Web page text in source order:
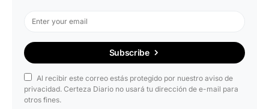
Subscribe
Al recibir este correo estás protegido por nuestro aviso de
privacidad. Certeza Diario no usará tu dirección de e-mail para
otros fines.